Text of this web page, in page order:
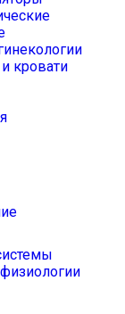
кровати